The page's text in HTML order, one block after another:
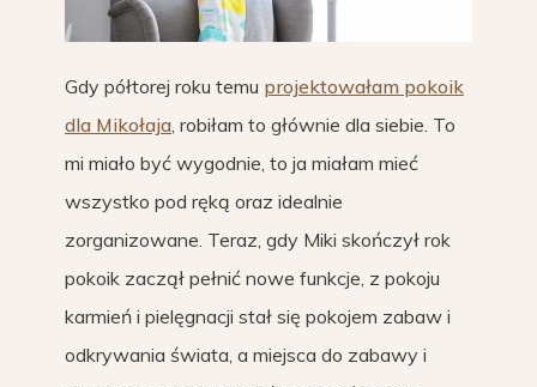
Gdy półtorej roku temu projektowałam pokoik
dla Mikołaja, robiłam to głównie dla siebie. To
mi miało być wygodnie, to ja miałam mieć
wszystko pod ręką oraz idealnie
zorganizowane. Teraz, gdy Miki skończył rok
pokoik zaczął pełnić nowe funkcje, z pokoju
karmień i pielęgnacji stał się pokojem zabaw i
odkrywania świata, a miejsca do zabawy i